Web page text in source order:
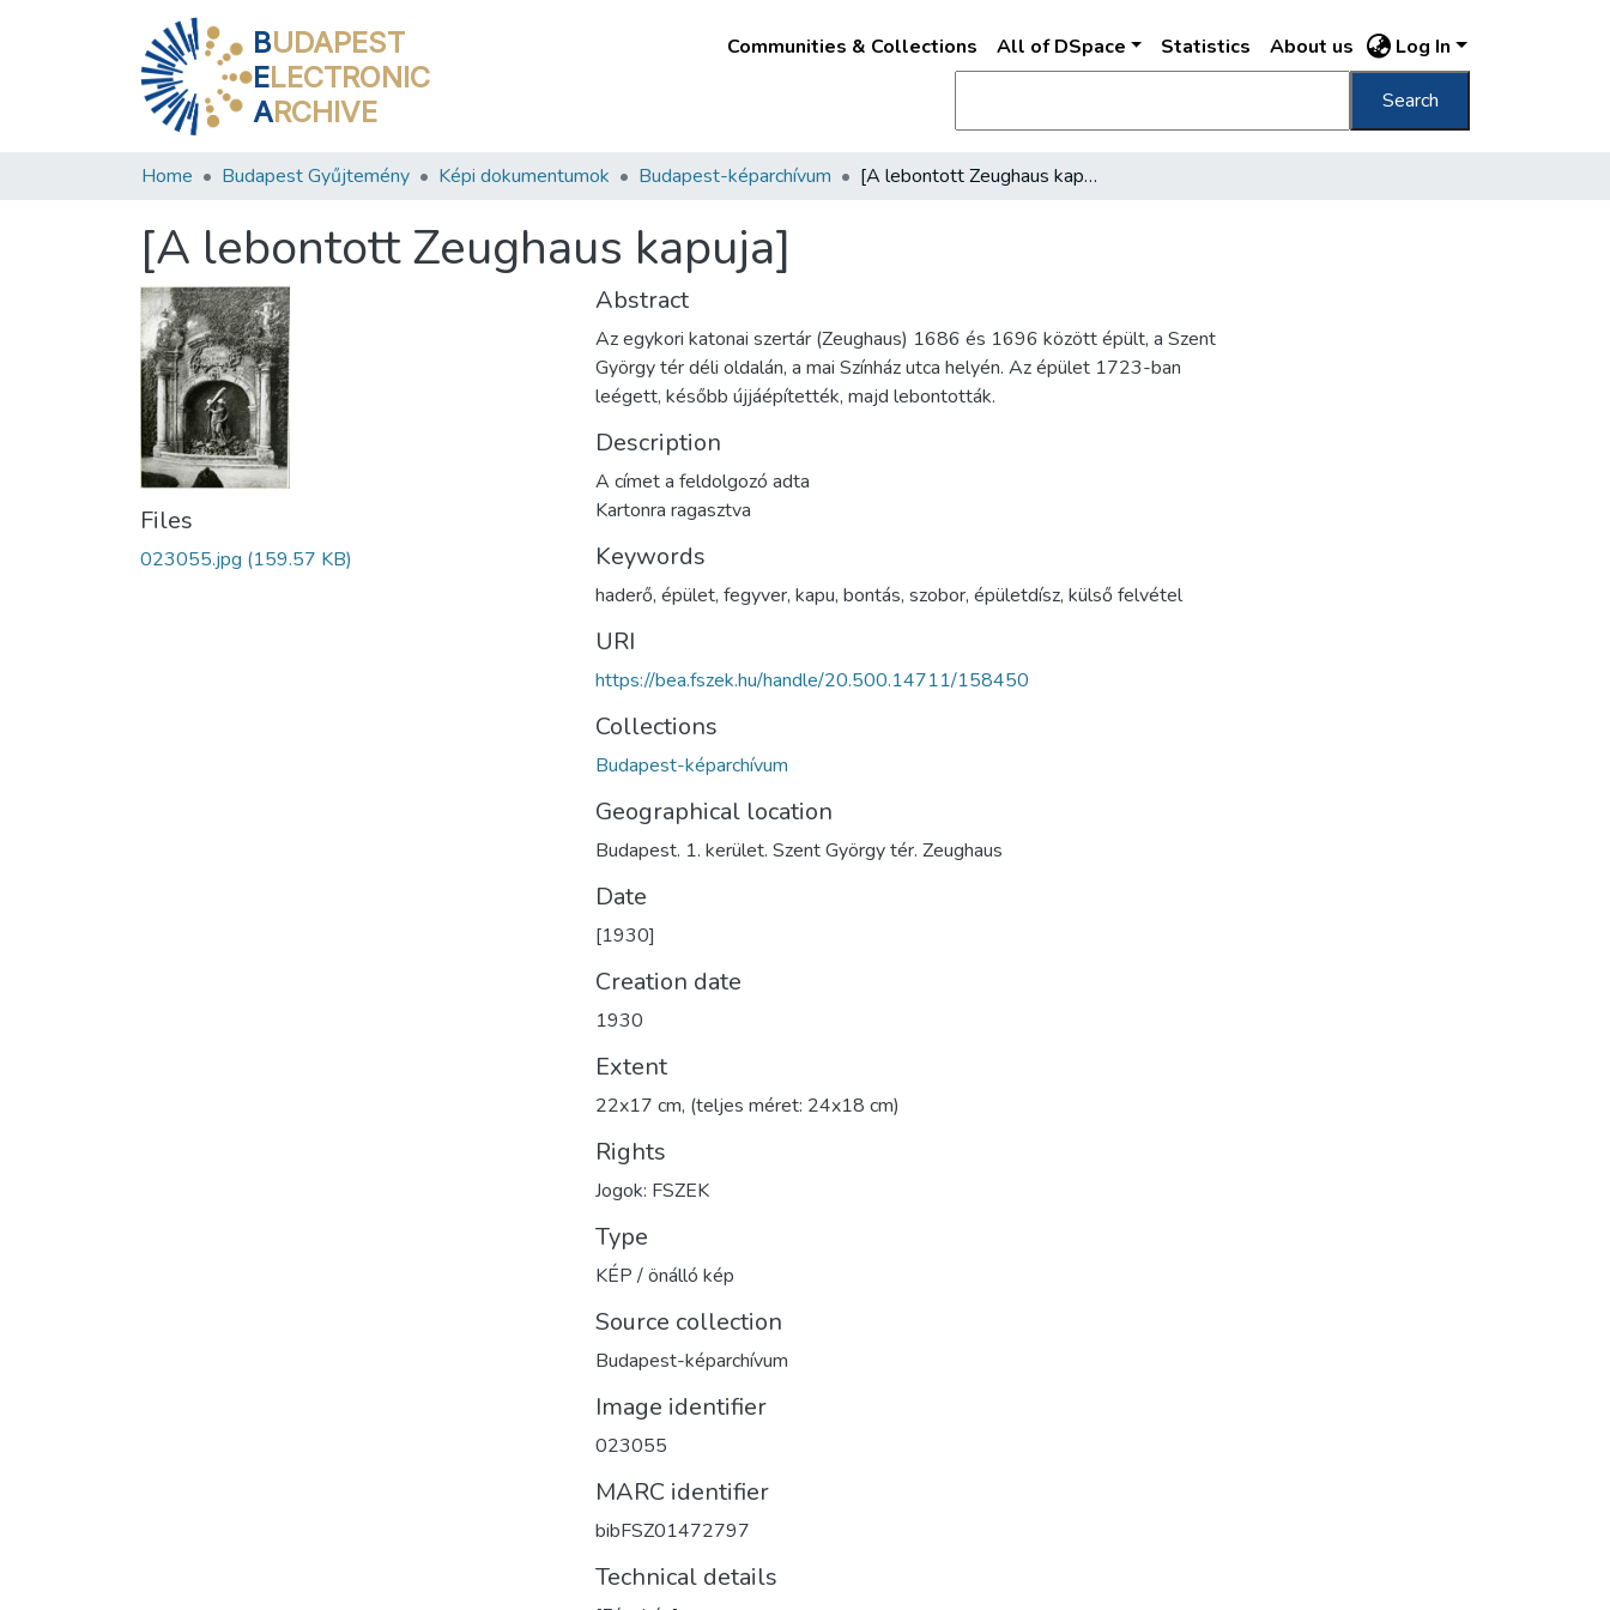
BUDAPEST
ELECTRONIC
ARCHIVE
Communities & Collections All of DSpace Statistics About us Log In
Search
Home Budapest Gyűjtemény Képi dokumentumok Budapest-képarchívum [A lebontott Zeughaus kapuja]
[A lebontott Zeughaus kapuja]
Files
023055.jpg (159.57 KB)
Abstract
Az egykori katonai szertár (Zeughaus) 1686 és 1696 között épült, a Szent
György tér déli oldalán, a mai Színház utca helyén. Az épület 1723-ban
leégett, később újjáépítették, majd lebontották.
Description
A címet a feldolgozó adta
Kartonra ragasztva
Keywords
haderő, épület, fegyver, kapu, bontás, szobor, épületdísz, külső felvétel
URI
https://bea.fszek.hu/handle/20.500.14711/158450
Collections
Budapest-képarchívum
Geographical location
Budapest. 1. kerület. Szent György tér. Zeughaus
Date
[1930]
Creation date
1930
Extent
22x17 cm, (teljes méret: 24x18 cm)
Rights
Jogok: FSZEK
Type
KÉP / önálló kép
Source collection
Budapest-képarchívum
Image identifier
023055
MARC identifier
bibFSZ01472797
Technical details